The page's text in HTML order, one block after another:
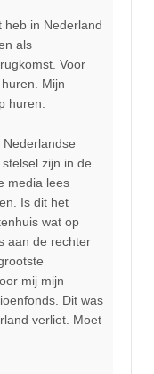
heb in Nederland
als
Voor
Mijn
huren.
zijn in de
media lees
Is dit het
wat op
aan de rechter
mij mijn
Dit was
verliet. Moet